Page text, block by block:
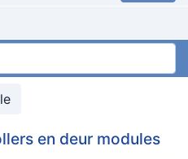
en deur modules